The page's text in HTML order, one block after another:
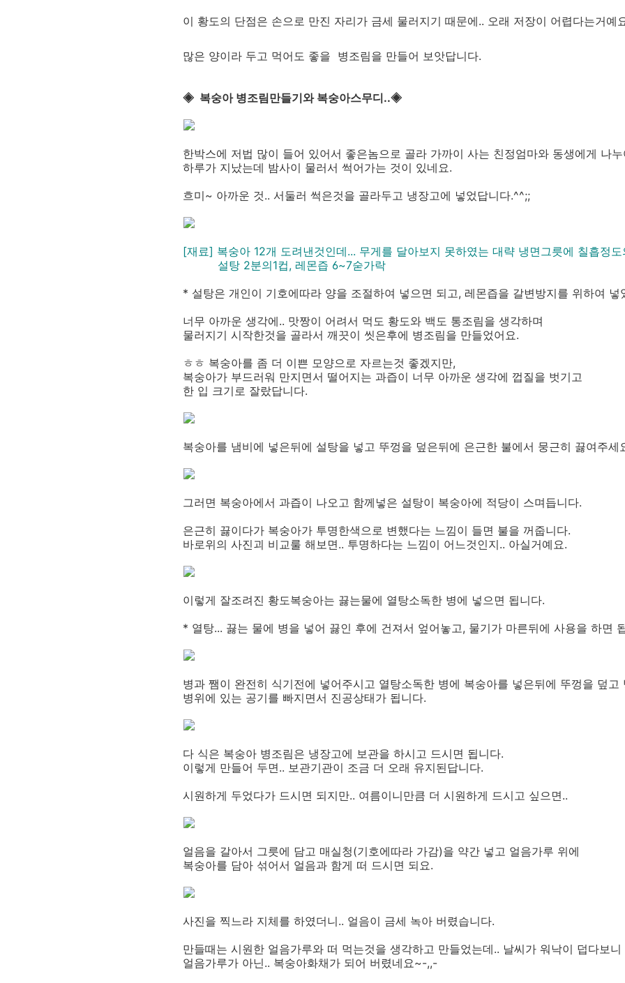
이 황도의 단점은 손으로 만진 자리가 금세 물러지기 때문에.. 오래 저장이 어렵다는거예
많은 양이라 두고 먹어도 좋을 병조림을 만들어 보앗답니다.
◈ 복숭아 병조림만들기와 복숭아스무디..◈
한박스에 저법 많이 들어 있어서 좋은놈으로 골라 가까이 사는 친정엄마와 동생에게 나
하루가 지났는데 밤사이 물러서 썩어가는 것이 있네요.
흐미~ 아까운 것.. 서둘러 썩은것을 골라두고 냉장고에 넣었답니다.^^;;
[재료] 복숭아 12개 도려낸것인데... 무게를 달아보지 못하였는 대략 냉면그릇에 칠흡정
설탕 2분의1컵, 레몬즙 6~7숟가락
* 설탕은 개인이 기호에따라 양을 조절하여 넣으면 되고, 레몬즙을 갈변방지를 위하여 넣
너무 아까운 생각에.. 맛짱이 어려서 먹도 황도와 백도 통조림을 생각하며
물러지기 시작한것을 골라서 깨끗이 씻은후에 병조림을 만들었어요.
ㅎㅎ 복숭아를 좀 더 이쁜 모양으로 자르는것 좋겠지만,
복숭아가 부드러워 만지면서 떨어지는 과즙이 너무 아까운 생각에 껍질을 벗기고
한 입 크기로 잘랐답니다.
복숭아를 냄비에 넣은뒤에 설탕을 넣고 뚜껑을 덮은뒤에 은근한 불에서 뭉근히 끓여주세
그러면 복숭아에서 과즙이 나오고 함께넣은 설탕이 복숭아에 적당이 스며듭니다.
은근히 끓이다가 복숭아가 투명한색으로 변했다는 느낌이 들면 불을 꺼줍니다.
바로위의 사진괴 비교룰 해보면.. 투명하다는 느낌이 어느것인지.. 아실거예요.
이렇게 잘조려진 황도복숭아는 끓는물에 열탕소독한 병에 넣으면 됩니다.
* 열탕... 끓는 물에 병을 넣어 끓인 후에 건져서 엎어놓고, 물기가 마른뒤에 사용을 하면
병과 쨈이 완전히 식기전에 넣어주시고 열탕소독한 병에 복숭아를 넣은뒤에 뚜껑을 덮고
병위에 있는 공기를 빠지면서 진공상태가 됩니다.
다 식은 복숭아 병조림은 냉장고에 보관을 하시고 드시면 됩니다.
이렇게 만들어 두면.. 보관기관이 조금 더 오래 유지된답니다.
시원하게 두었다가 드시면 되지만.. 여름이니만큼 더 시원하게 드시고 싶으면..
얼음을 갈아서 그릇에 담고 매실청(기호에따라 가감)을 약간 넣고 얼음가루 위에
복숭아를 담아 섞어서 얼음과 함게 떠 드시면 되요.
사진을 찍느라 지체를 하였더니.. 얼음이 금세 녹아 버렸습니다.
만들때는 시원한 얼음가루와 떠 먹는것을 생각하고 만들었는데.. 날씨가 워낙이 덥다보니
얼음가루가 아닌.. 복숭아화채가 되어 버렸네요~-,,-